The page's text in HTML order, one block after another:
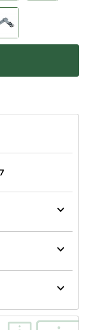
keyboard_arrow_down
keyboard_arrow_down
keyboard_arrow_down